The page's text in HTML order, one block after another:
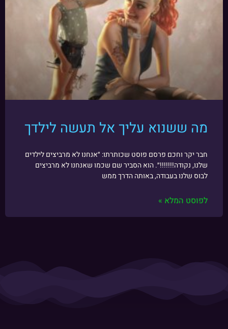
מה ששנוא עליך אל תעשה לילדך
חבר יקר וחכם פרסם פוסט שכותרתו: ״אנחנו לא מרביצים לילדים
שלנו, נקודה!!!!!!!״. הוא הסביר שם שכמו שאנחנו לא מרביצים
לבוס שלנו בעבודה, באותה הדרך ממש
לפוסט המלא »